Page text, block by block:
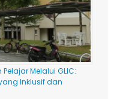
Melalui GLIC:
Inklusif dan